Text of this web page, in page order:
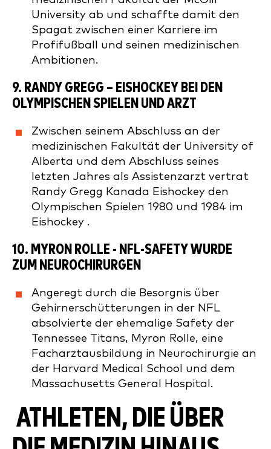
University ab und schaffte damit den
Spagat zwischen einer Karriere im
Profifußball und seinen medizinischen
Ambitionen.
9. RANDY GREGG – EISHOCKEY BEI DEN
OLYMPISCHEN SPIELEN UND ARZT
Zwischen seinem Abschluss an der
medizinischen Fakultät der University of
Alberta und dem Abschluss seines
letzten Jahres als Assistenzarzt vertrat
Randy Gregg Kanada Eishockey den
Olympischen Spielen 1980 und 1984 im
Eishockey .
10. MYRON ROLLE - NFL-SAFETY WURDE
ZUM NEUROCHIRURGEN
Angeregt durch die Besorgnis über
Gehirnerschütterungen in der NFL
absolvierte der ehemalige Safety der
Tennessee Titans, Myron Rolle, eine
Facharztausbildung in Neurochirurgie an
der Harvard Medical School und dem
Massachusetts General Hospital.
ATHLETEN, DIE ÜBER